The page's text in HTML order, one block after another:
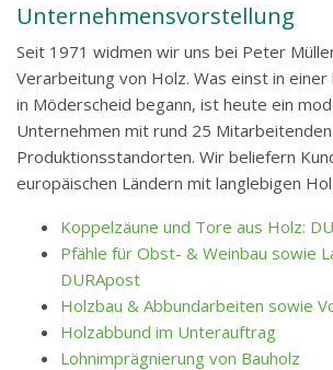
Kontakt
Newsletter
Unternehmensvorstellung
Seit 1971 widmen wir uns bei Peter
Verarbeitung von Holz. Was einst in
in Möderscheid begann, ist heute ein
Unternehmen mit rund 25
Produktionsstandorten. Wir beliefern
europäischen Ländern mit langlebigen
Koppelzäune und Tore aus Holz:
Pfähle für Obst- & Weinbau sowie
DURApost
Holzbau & Abbundarbeiten sowie
Holzabbund im Unterauftrag
Lohnimprägnierung von Bauholz